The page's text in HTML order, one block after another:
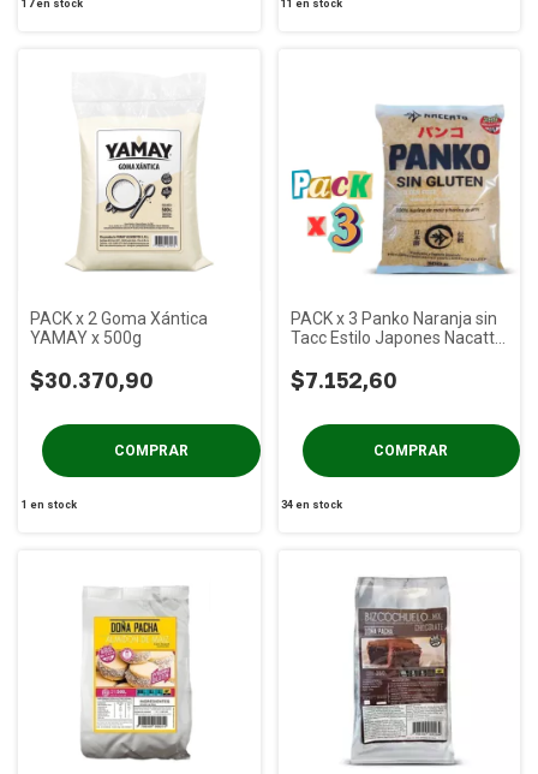
17en stock 11 en stock
PACK x 2 Goma Xántica
YAMAY x 500g
$30.370,90
1 en stock
PACK x 3 Panko Naranja sin
Tacc Estilo Japones Nacatto
$7.152,60
34 en stock